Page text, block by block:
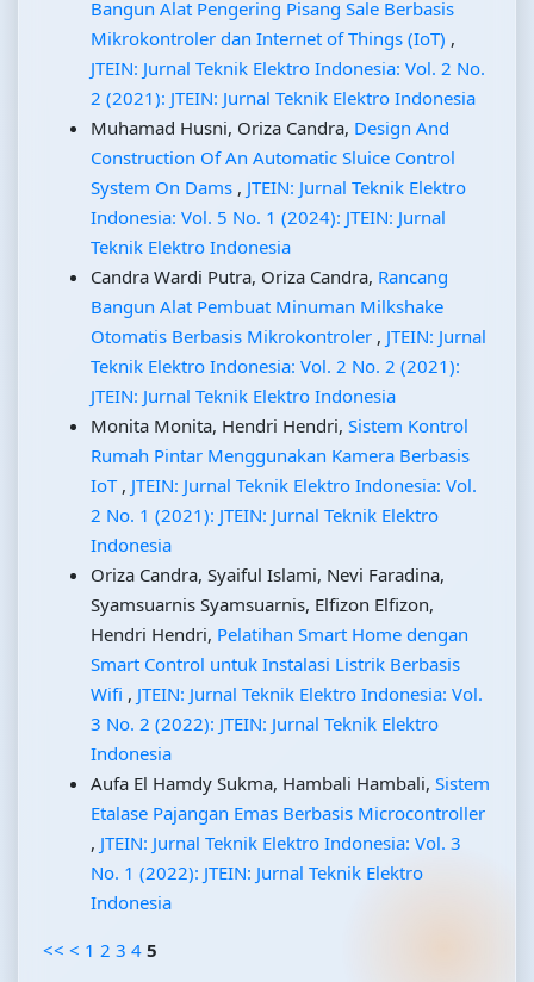
Bangun Alat Pengering Pisang Sale Berbasis
Mikrokontroler dan Internet of Things (IoT) ,
JTEIN: Jurnal Teknik Elektro Indonesia: Vol. 2 No.
2 (2021): JTEIN: Jurnal Teknik Elektro Indonesia
Muhamad Husni, Oriza Candra, Design And
Construction Of An Automatic Sluice Control
System On Dams , JTEIN: Jurnal Teknik Elektro
Indonesia: Vol. 5 No. 1 (2024): JTEIN: Jurnal
Teknik Elektro Indonesia
Candra Wardi Putra, Oriza Candra, Rancang
Bangun Alat Pembuat Minuman Milkshake
Otomatis Berbasis Mikrokontroler , JTEIN: Jurnal
Teknik Elektro Indonesia: Vol. 2 No. 2 (2021):
JTEIN: Jurnal Teknik Elektro Indonesia
Monita Monita, Hendri Hendri, Sistem Kontrol
Rumah Pintar Menggunakan Kamera Berbasis
IoT , JTEIN: Jurnal Teknik Elektro Indonesia: Vol.
2 No. 1 (2021): JTEIN: Jurnal Teknik Elektro
Indonesia
Oriza Candra, Syaiful Islami, Nevi Faradina,
Syamsuarnis Syamsuarnis, Elfizon Elfizon,
Hendri Hendri, Pelatihan Smart Home dengan
Smart Control untuk Instalasi Listrik Berbasis
Wifi , JTEIN: Jurnal Teknik Elektro Indonesia: Vol.
3 No. 2 (2022): JTEIN: Jurnal Teknik Elektro
Indonesia
Aufa El Hamdy Sukma, Hambali Hambali, Sistem
Etalase Pajangan Emas Berbasis Microcontroller
, JTEIN: Jurnal Teknik Elektro Indonesia: Vol. 3
No. 1 (2022): JTEIN: Jurnal Teknik Elektro
Indonesia
<< < 1 2 3 4 5